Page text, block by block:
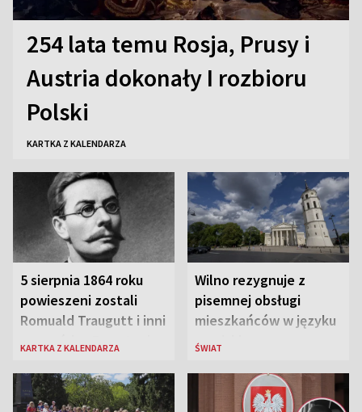
254 lata temu Rosja, Prusy i
Austria dokonały I rozbioru
Polski
KARTKA Z KALENDARZA
5 sierpnia 1864 roku
powieszeni zostali
Romuald Traugutt i inni
przywódcy Powstania
KARTKA Z KALENDARZA
Wilno rezygnuje z
pisemnej obsługi
mieszkańców w języku
rosyjskim
ŚWIAT